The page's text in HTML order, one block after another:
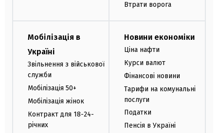
Втрати ворога
Мобілізація в
Україні
Звільнення з військової
служби
Мобілізація 50+
Мобілізація жінок
Контракт для 18-24-
річних
Новини економіки
Ціна нафти
Курси валют
Фінансові новини
Тарифи на комунальні
послуги
Податки
Пенсія в Україні